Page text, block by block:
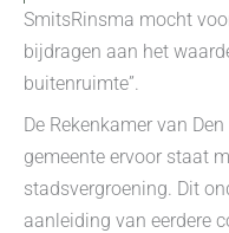
SmitsRinsma mocht
bijdragen aan het
buitenruimte”.
De Rekenkamer van
gemeente ervoor staat
stadsvergroening. Dit
aanleiding van eerdere